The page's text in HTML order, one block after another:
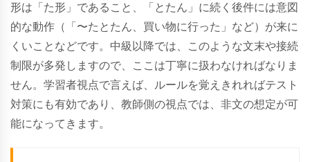
形は「た形」であること、「とたん」に続く後件には意図
的な動作（「〜たとたん、買い物に行った」など）が来に
くいことなどです。中級以降では、このような文末や接続
制限が多発しますので、ここは丁寧に扱わなければなりま
せん。学習者視点で言えば、ルールを覚えきれればテスト
対策にも有効であり、教師側の視点では、非文の想定が可
能になってきます。